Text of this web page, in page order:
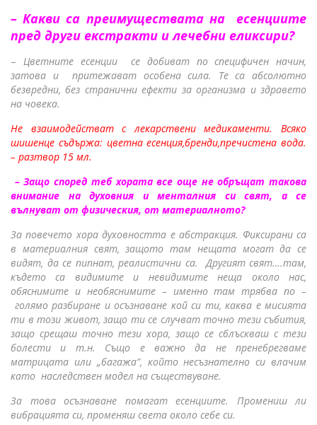
–Какви са преимуществата на есенциите
пред други екстракти и лечебни еликсири?
– Цветните есенции се добиват по специфичен начин,
затова и притежават особена сила. Те са абсолютно
безвредни, без странични ефекти за организма и здравето
на човека.
Не взаимодействат с лекарствени медикаменти. Всяко
шишенце съдържа: цветна есенция,бренди,пречистена вода.
– разтвор 15 мл.
– Защо според теб хората все още не обръщат такова
внимание на духовния и менталния си свят, а се
вълнуват от физическия, от материалното?
За повечето хора духовността е абстракция. Фиксирани са
в материалния свят, защото там нещата могат да се
видят, да се пипнат, реалистични са. Другият свят….там,
къдетоса видимите и невидимите неща около нас,
обяснимите и необяснимите – именно там трябва по –
голямо разбиране и осъзнаване кой си ти, каква е мисията
ти в този живот, защо ти се случват точно тези събития,
защо срещаш точно тези хора, защо се сблъскваш с тези
болести и т.н. Също е важно да не пренебрегваме
матрицата или „багажа”, който несъзнателно си влачим
като наследствен модел на съществуване.
За това осъзнаване помагат есенциите. Промениш ли
вибрацията си, променяш света около себе си.